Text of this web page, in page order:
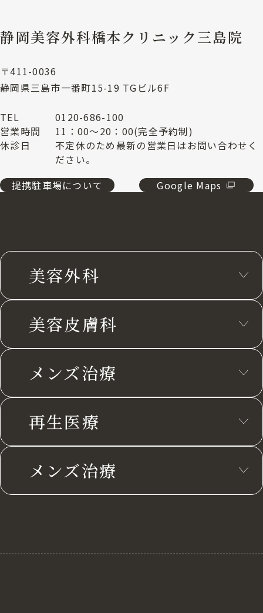
静岡美容外科橋本クリニック三島院
〒411-0036
静岡県三島市一番町15-19 TGビル6F
TEL
0120-686-100
営業時間
11：00～20：00(完全予約制)
休診日
不定休のため最新の営業日はお問い合わせく
ださい。
提携駐車場について
Google Maps
美容外科
美容皮膚科
メンズ治療
再生医療
メンズ治療